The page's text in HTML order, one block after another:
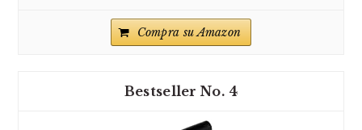
Compra su Amazon
4